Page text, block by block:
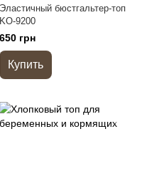
Эластичный бюстгальтер-топ
KO-9200
650 грн
Купить